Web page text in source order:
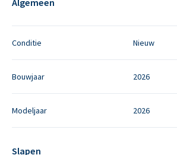
Conditie Nieuw
Bouwjaar 2026
Modeljaar 2026
Slapen